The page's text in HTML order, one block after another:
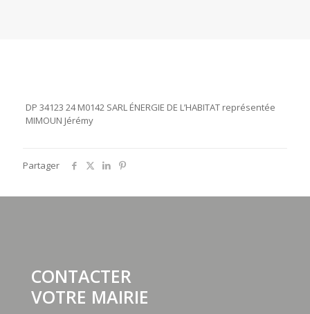
DP 34123 24 M0142 SARL ÉNERGIE DE L’HABITAT représentée
MIMOUN Jérémy
Partager
CONTACTER
VOTRE MAIRIE